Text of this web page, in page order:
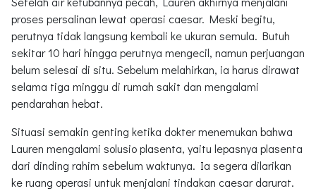
proses persalinan lewat operasi caesar. Meski begitu,
perutnya tidak langsung kembali ke ukuran semula. Butuh
sekitar 10 hari hingga perutnya mengecil, namun perjuangan
belum selesai di situ. Sebelum melahirkan, ia harus dirawat
selama tiga minggu di rumah sakit dan mengalami
pendarahan hebat.
Situasi semakin genting ketika dokter menemukan bahwa
Lauren mengalami solusio plasenta, yaitu lepasnya plasenta
dari dinding rahim sebelum waktunya. Ia segera dilarikan
ke ruang operasi untuk menjalani tindakan caesar darurat.